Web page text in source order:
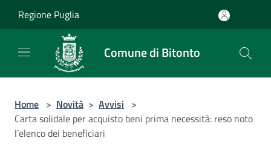
Regione Puglia
Comune di Bitonto
Home > Novità > Avvisi >
Carta solidale per acquisto beni prima necessità: reso noto
l’elenco dei beneficiari